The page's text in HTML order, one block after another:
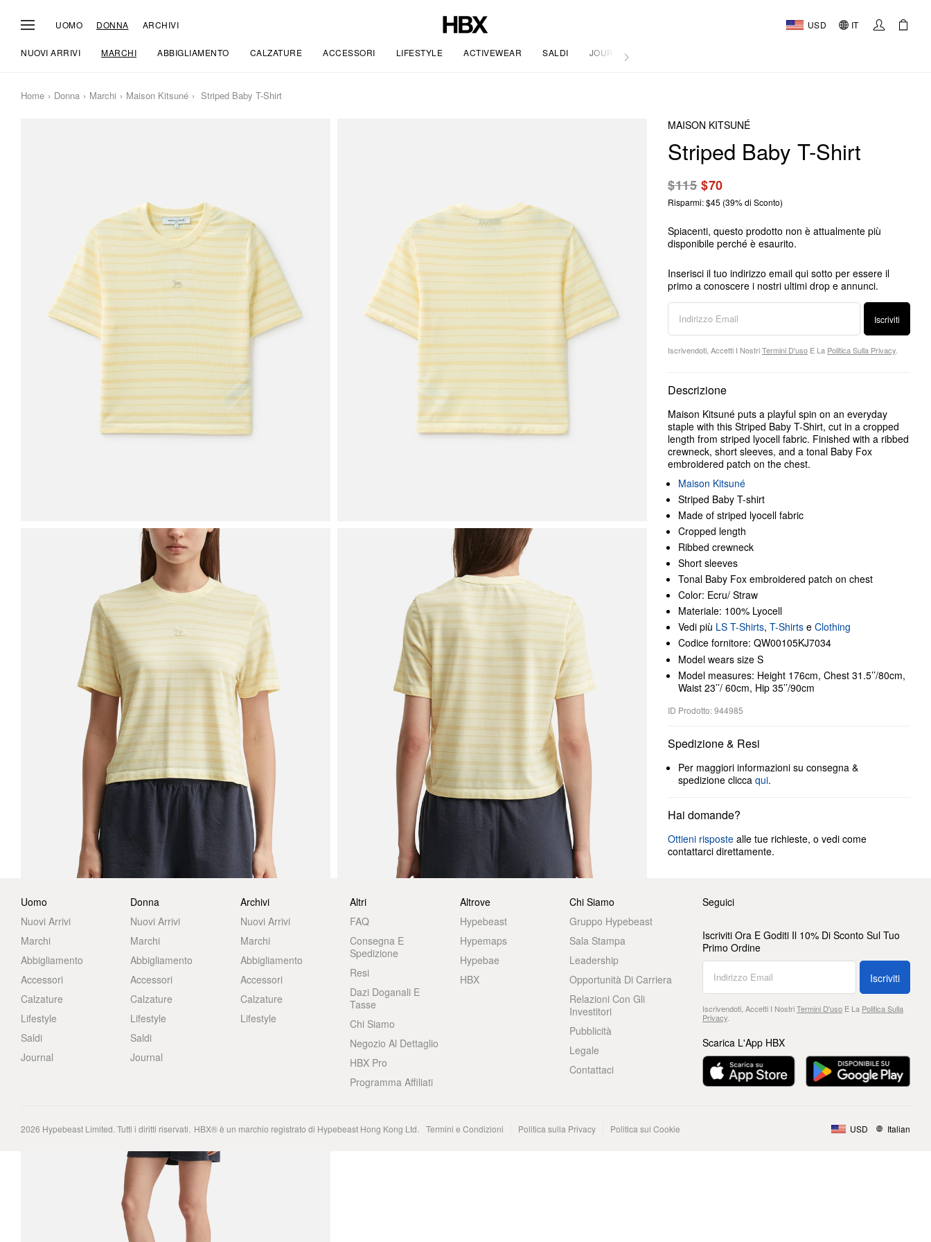
UOMO DONNA ARCHIVI USD IT
NUOVI ARRIVI MARCHI ABBIGLIAMENTO CALZATURE ACCESSORI LIFESTYLE ACTIVEWEAR SALDI JOURNAL
Home Donna Marchi Maison Kitsuné Striped Baby T-Shirt
MAISON KITSUNÉ
Striped Baby T-Shirt
$115$70
Risparmi: $45 (39% di Sconto)
Spiacenti, questo prodotto non è attualmente più
disponibile perché è esaurito.
Inserisci il tuo indirizzo email qui sotto per essere il
primo a conoscere i nostri ultimi drop e annunci.
Iscriviti
Iscrivendoti, Accetti I NostriTermini D'uso E La Politica Sulla Privacy
Descrizione
Maison Kitsuné puts a playful spin on an everyday
staple with this Striped Baby T-Shirt, cut in a cropped
length from striped lyocell fabric. Finished with a ribbed
crewneck, short sleeves, and a tonal Baby Fox
embroidered patch on the chest.
Maison Kitsuné
Striped Baby T-shirt
Made of striped lyocell fabric
Cropped length
Ribbed crewneck
Short sleeves
Tonal Baby Fox embroidered patch on chest
Color: Ecru/ Straw
Materiale: 100% Lyocell
Vedi più LS T-Shirts, T-Shirts e Clothing
Codice fornitore: QW00105KJ7034
Model wears size S
Model measures: Height 176cm, Chest 31.5’’/80cm,
Waist 23’’/ 60cm, Hip 35’’/90cm
ID Prodotto: 944985
Spedizione & Resi
Per maggiori informazioni su consegna &
spedizione clicca qui.
Hai domande?
Ottieni risposte alle tue richieste, o vedi come
contattarci direttamente.
Uomo
Nuovi Arrivi
Marchi
Abbigliamento
Accessori
Calzature
Lifestyle
Saldi
Journal
Donna
Nuovi Arrivi
Marchi
Abbigliamento
Accessori
Calzature
Lifestyle
Saldi
Journal
Archivi
Nuovi Arrivi
Marchi
Abbigliamento
Accessori
Calzature
Lifestyle
Altri
FAQ
Consegna E
Spedizione
Resi
Dazi Doganali E
Tasse
Chi Siamo
Negozio Al Dettaglio
HBX Pro
Programma Affiliati
Altrove
Hypebeast
Hypemaps
Hypebae
HBX
Chi Siamo
Gruppo Hypebeast
Sala Stampa
Leadership
Opportunità Di Carriera
Relazioni Con Gli
Investitori
Pubblicità
Legale
Contattaci
Seguici
Iscriviti Ora E Goditi Il 10% Di Sconto Sul Tuo
Primo Ordine
Iscriviti
Iscrivendoti, Accetti I NostriTermini D'usoE La Politica Sulla
Privacy.
Scarica L'App HBX
2026 Hypebeast Limited. Tutti i diritti riservati. HBX® è un marchio registrato di Hypebeast Hong Kong Ltd. Termini e Condizioni Politica sulla Privacy Politica sui Cookie USD Italian